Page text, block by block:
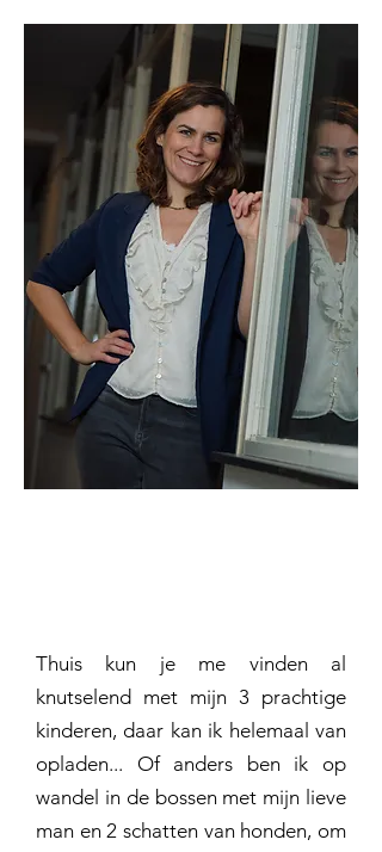
Thuis kun je me vinden al
knutselend met mijn 3 prachtige
kinderen, daar kan ik helemaal van
opladen... Of anders ben ik op
wandel in de bossen met mijn lieve
man en 2 schatten van honden, om